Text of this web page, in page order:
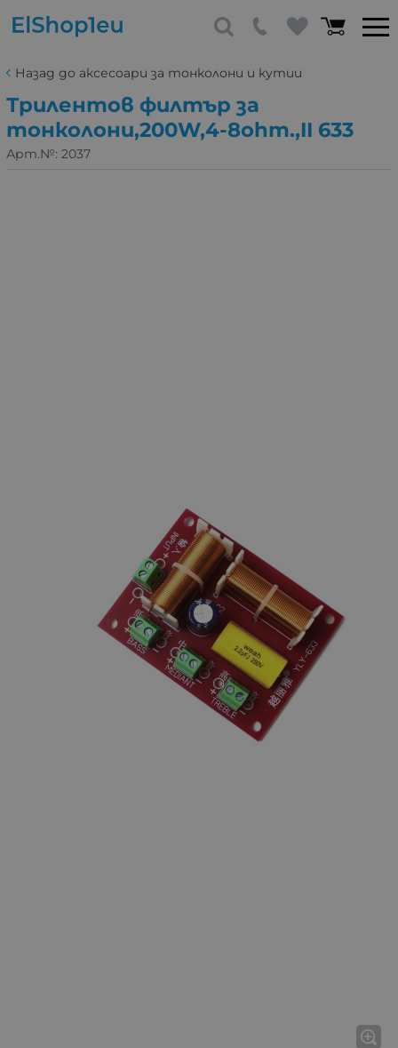
Назад до аксесоари за тонколони и кутии
Трилентов филтър за
тонколони,200W,4-8ohm.,II 633
Арт.№: 2037